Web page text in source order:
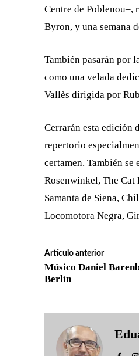
Centre de Poblenou–,
Byron, y una semana
También pasarán por
como una velada
Vallès dirigida por
Cerrarán esta edición
repertorio
certamen. También
Rosenwinkel, The
Samanta de Siena,
Locomotora Negra,
Artículo anterior
Músico Daniel
Berlín